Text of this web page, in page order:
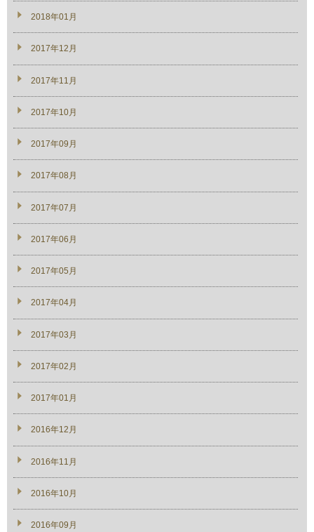
2018年01月
2017年12月
2017年11月
2017年10月
2017年09月
2017年08月
2017年07月
2017年06月
2017年05月
2017年04月
2017年03月
2017年02月
2017年01月
2016年12月
2016年11月
2016年10月
2016年09月